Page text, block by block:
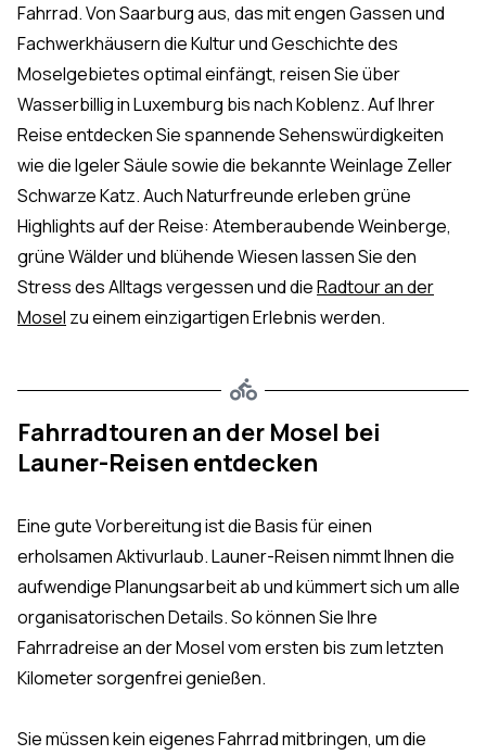
Fahrrad. Von Saarburg aus, das mit engen Gassen und
Fachwerkhäusern die Kultur und Geschichte des
Moselgebietes optimal einfängt, reisen Sie über
Wasserbillig in Luxemburg bis nach Koblenz. Auf Ihrer
Reise entdecken Sie spannende Sehenswürdigkeiten
wie die Igeler Säule sowie die bekannte Weinlage Zeller
Schwarze Katz. Auch Naturfreunde erleben grüne
Highlights auf der Reise: Atemberaubende Weinberge,
grüne Wälder und blühende Wiesen lassen Sie den
Stress des Alltags vergessen und dieRadtour an der
Mosel zu einem einzigartigen Erlebnis werden.
Fahrradtouren an der Mosel bei
Launer-Reisen entdecken
Eine gute Vorbereitung ist die Basis für einen
erholsamen Aktivurlaub. Launer-Reisen nimmt Ihnen die
aufwendige Planungsarbeit ab und kümmert sich um alle
organisatorischen Details. So können Sie Ihre
Fahrradreise an der Mosel vom ersten bis zum letzten
Kilometer sorgenfrei genießen.
Sie müssen kein eigenes Fahrrad mitbringen, um die